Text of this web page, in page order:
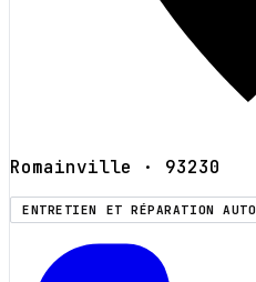
Romainville · 93230
ENTRETIEN ET RÉPARATION AUTO